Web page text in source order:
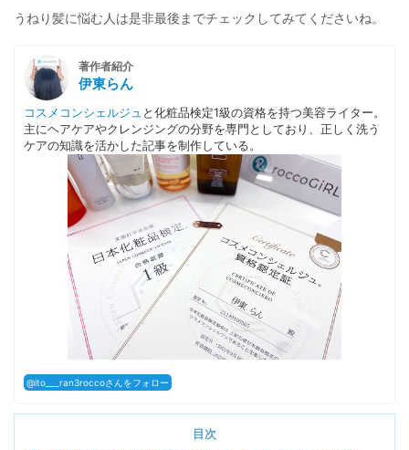
うねり髪に悩む人は是非最後までチェックしてみてくださいね。
著作者紹介
伊東らん
コスメコンシェルジュ と化粧品検定1級の資格を持つ美容ライター。
主にヘアケアやクレンジングの分野を専門としており、正しく洗う
ケアの知識を活かした記事を制作している。
@ito___ran3roccoさんをフォロー
目次